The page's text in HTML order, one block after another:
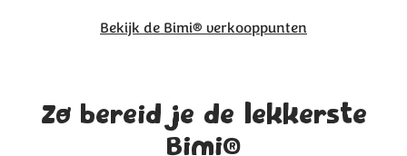
Bekijk de Bimi® verkooppunten
Zo bereid je de lekkerste
Bimi®